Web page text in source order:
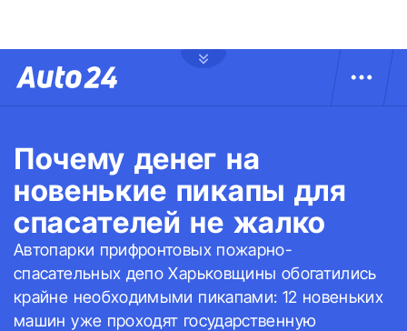
Почему денег на
новенькие пикапы для
спасателей не жалко
Автопарки прифронтовых пожарно-
спасательных депо Харьковщины обогатились
крайне необходимыми пикапами: 12 новеньких
машин уже проходят государственную